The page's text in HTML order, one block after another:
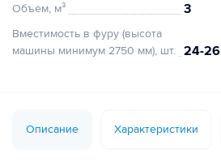
Объем, м³ 3
Вместимость в фуру (высота
машины минимум 2750 мм), шт.
24-26
Описание Характеристики